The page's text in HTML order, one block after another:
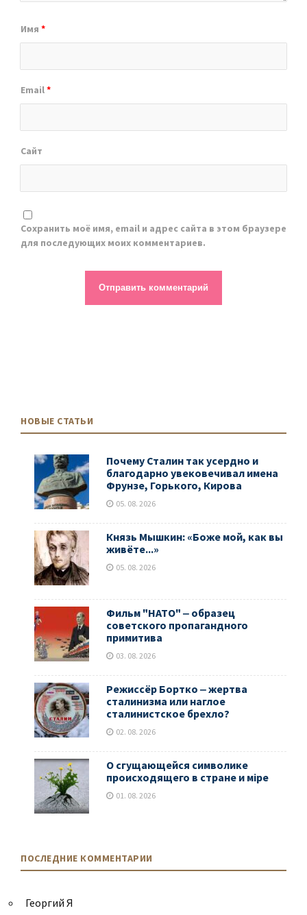
Имя *
Email*
Сайт
Сохранить моё имя, email и адрес сайта в этом браузере
для последующих моих комментариев.
НОВЫЕ СТАТЬИ
Почему Сталин так усердно и
благодарно увековечивал имена
Фрунзе, Горького, Кирова
05. 08. 2026
Князь Мышкин: «Боже мой, как вы
живёте...»
05. 08. 2026
Фильм "НАТО" ‒ образец
советского пропагандного
примитива
03. 08. 2026
Режиссёр Бортко ‒ жертва
сталинизма или наглое
сталинистское брехло?
02. 08. 2026
О сгущающейся символике
происходящего в стране и мiре
01. 08. 2026
ПОСЛЕДНИЕ КОММЕНТАРИИ
Георгий Я